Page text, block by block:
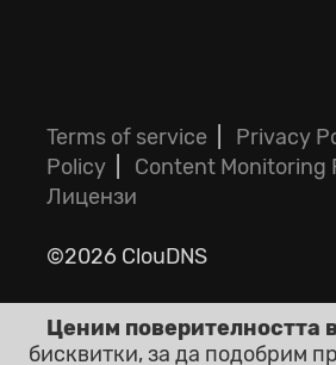
Terms of service Privacy
Policy
Content Monitoring
Лицензи
©2026 ClouDNS
Ценим поверителността
бисквитки, за да подобрим